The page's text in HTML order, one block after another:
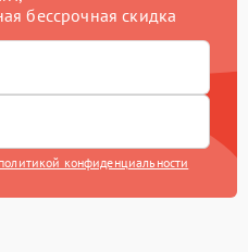
бессрочная скидка
политикой конфиденциальности